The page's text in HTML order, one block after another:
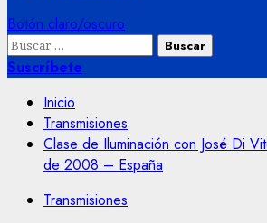
Botón claro/oscuro
Buscar:
Suscríbete
Inicio
Transmisiones
Clase de Iluminación con José Di
de 2008 – España
Transmisiones